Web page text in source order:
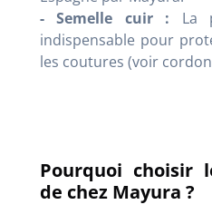
- Semelle cuir : La
indispensable pour
les coutures (voir
Pourquoi choisir
de chez Mayura ?